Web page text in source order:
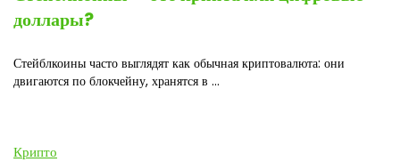
доллары?
Стейблкоины часто выглядят как обычная криптовалюта: они
двигаются по блокчейну, хранятся в ...
Крипто